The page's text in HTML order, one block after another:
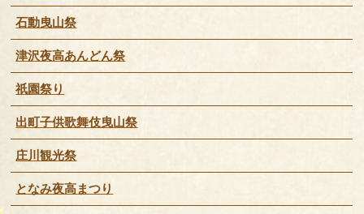
石動曳山祭
津沢夜高あんどん祭
祇園祭り
出町子供歌舞伎曳山祭
庄川観光祭
となみ夜高まつり